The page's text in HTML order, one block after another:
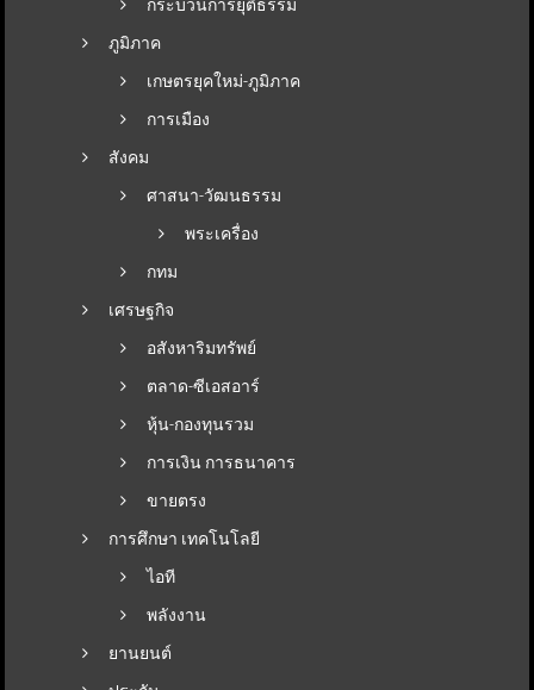
กระบวนการยุติธรรม
ภูมิภาค
เกษตรยุคใหม่-ภูมิภาค
การเมือง
สังคม
ศาสนา-วัฒนธรรม
พระเครื่อง
กทม
เศรษฐกิจ
อสังหาริมทรัพย์
ตลาด-ซีเอสอาร์
หุ้น-กองทุนรวม
การเงิน การธนาคาร
ขายตรง
การศึกษา เทคโนโลยี
ไอที
พลังงาน
ยานยนต์